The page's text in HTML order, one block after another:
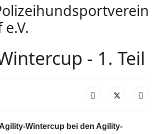
- 1. Teil
Agility-Wintercup bei den Agility-